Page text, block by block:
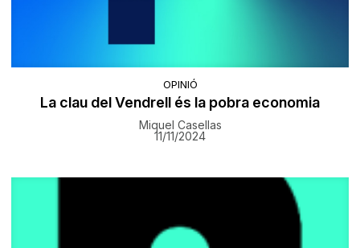
OPINIÓ
La clau del Vendrell és la pobra economia
Miquel Casellas
11/11/2024